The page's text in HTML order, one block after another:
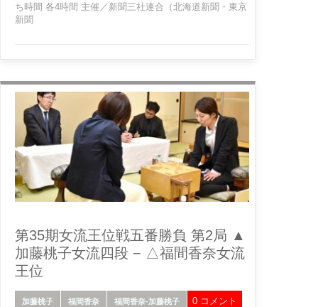
ち時間 各4時間 主催／新聞三社連合（北海道新聞・東京
新聞
第35期女流王位戦五番勝負 第2局 ▲
加藤桃子女流四段 − △福間香奈女流
王位
加藤桃子 福間香奈 福間香奈-加藤桃子 0 コメント